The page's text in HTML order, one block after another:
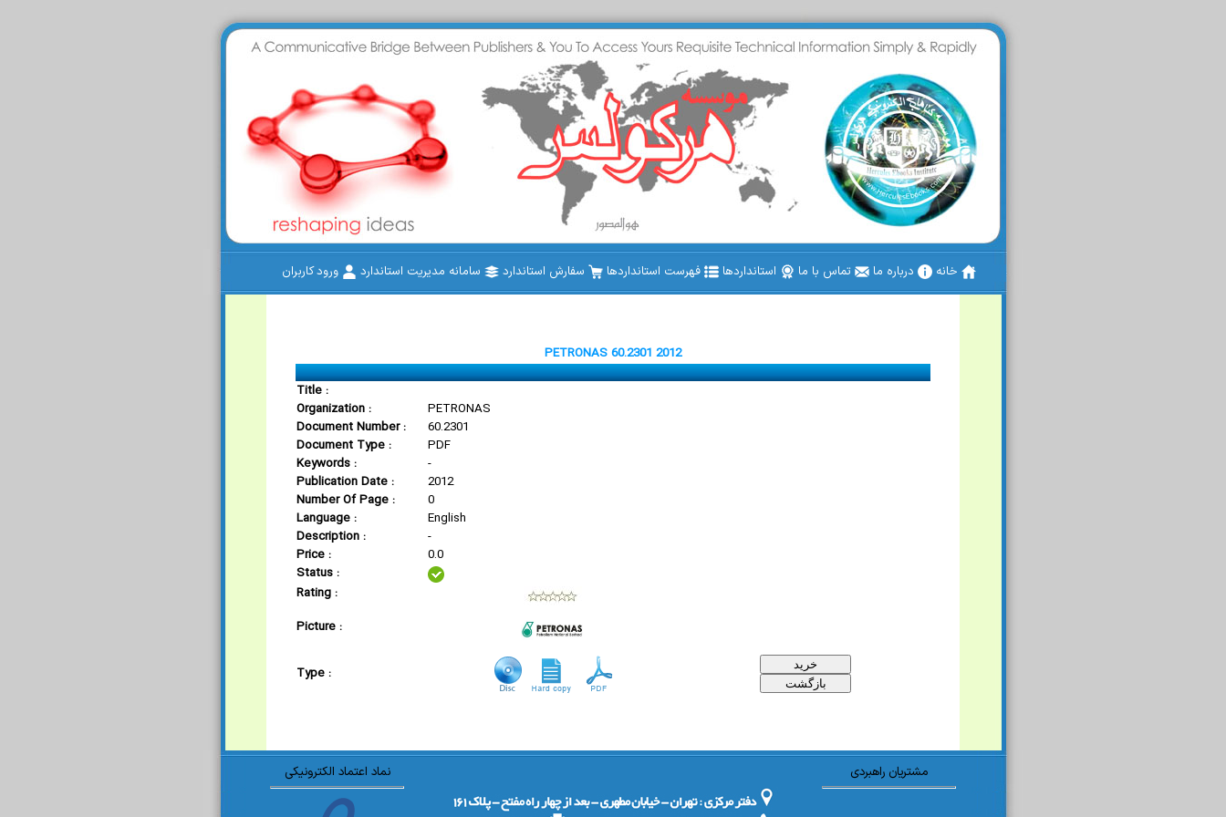
خانه درباره ما تماس با ما استانداردها فهرست استانداردها سفارش استاندارد سامانه مدیریت استاندارد ورود کاربران
PETRONAS 60.2301 2012
Title :
Organization :
PETRONAS
Document Number :
60.2301
Document Type :
PDF
Keywords :
-
Publication Date :
2012
Number Of Page :
0
Language :
English
Description :
-
Price :
0.0
Status :
Rating :
Picture :
Type :
نماد اعتماد الکترونیکی مشتریان راهبردی